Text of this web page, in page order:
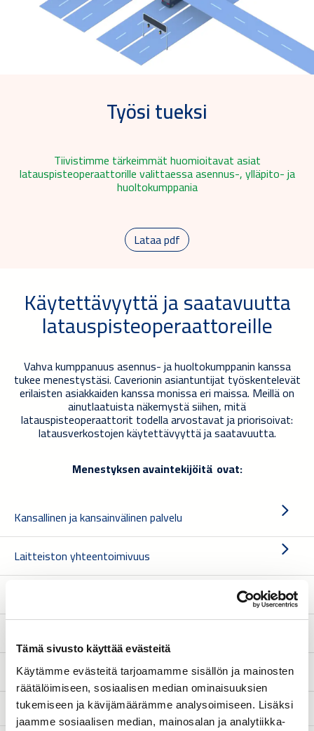
Tämä sivusto käyttää evästeitä
Käytämme evästeitä tarjoamamme sisällön ja mainosten
räätälöimiseen, sosiaalisen median ominaisuuksien
tukemiseen ja kävijämäärämme analysoimiseen. Lisäksi
jaamme sosiaalisen median, mainosalan ja analytiikka-
Työsi tueksi
Tiivistimme tärkeimmät huomioitavat asiat
latauspisteoperaattorille valittaessa asennus-, ylläpito- ja
huoltokumppania
Lataa pdf
Käytettävyyttä ja saatavuutta
latauspisteoperaattoreille
Vahva kumppanuus asennus- ja huoltokumppanin kanssa
tukee menestystäsi. Caverionin asiantuntijat työskentelevät
erilaisten asiakkaiden kanssa monissa eri maissa. Meillä on
ainutlaatuista näkemystä siihen, mitä
latauspisteoperaattorit todella arvostavat ja priorisoivat:
latausverkostojen käytettävyyttä ja saatavuutta.
Menestyksen avaintekijöitä ovat:
Kansallinen ja kansainvälinen palvelu
Laitteiston yhteentoimivuus
Innovaatiot